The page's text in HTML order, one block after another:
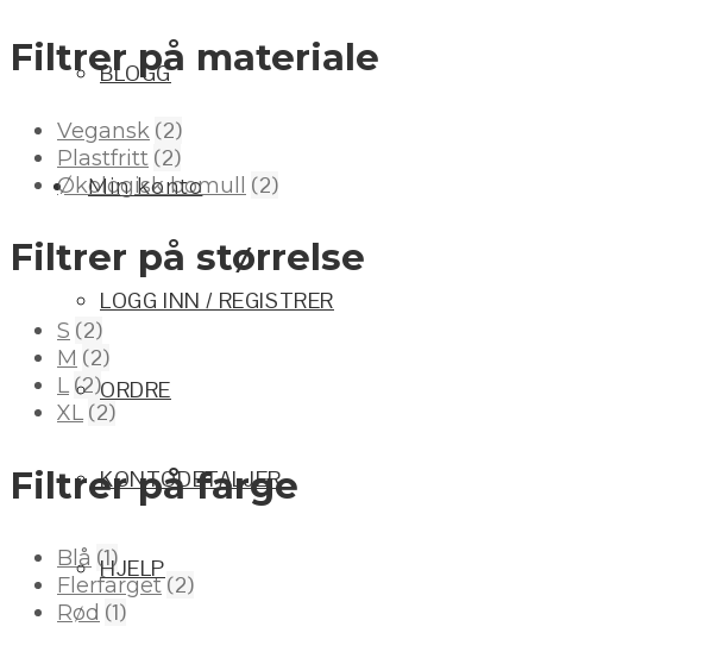
BLOGG
Min konto
LOGG INN / REGISTRER
ORDRE
KONTODETALJER
HJELP
Filtrer på materiale
Vegansk (2)
Plastfritt (2)
Økologisk bomull (2)
Filtrer på størrelse
S (2)
M (2)
L (2)
XL (2)
Filtrer på farge
Blå (1)
Flerfarget (2)
Rød (1)